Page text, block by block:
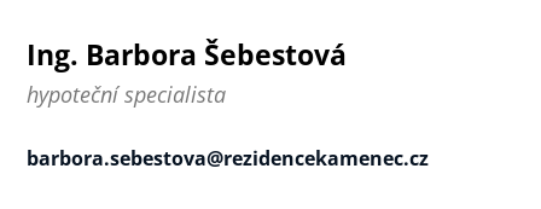
Ing. Barbora Šebestová
hypoteční specialista
barbora.sebestova@rezidencekamenec.cz